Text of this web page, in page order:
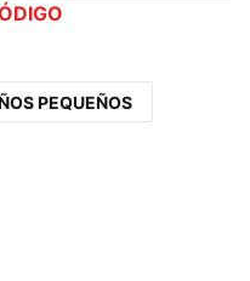
PEQUEÑOS